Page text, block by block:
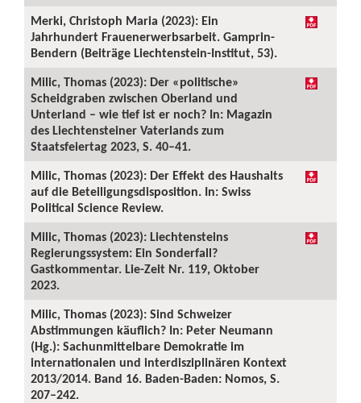
Merki, Christoph Maria (2023): Ein
Jahrhundert Frauenerwerbsarbeit. Gamprin-
Bendern (Beiträge Liechtenstein-Institut, 53).
Milic, Thomas (2023): Der «politische»
Scheidgraben zwischen Oberland und
Unterland – wie tief ist er noch? In: Magazin
des Liechtensteiner Vaterlands zum
Staatsfeiertag 2023, S. 40–41.
Milic, Thomas (2023): Der Effekt des Haushalts
auf die Beteiligungsdisposition. In: Swiss
Political Science Review.
Milic, Thomas (2023): Liechtensteins
Regierungssystem: Ein Sonderfall?
Gastkommentar. Lie-Zeit Nr. 119, Oktober
2023.
Milic, Thomas (2023): Sind Schweizer
Abstimmungen käuflich? In: Peter Neumann
(Hg.): Sachunmittelbare Demokratie im
internationalen und interdisziplinären Kontext
2013/2014. Band 16. Baden-Baden: Nomos, S.
207–242.